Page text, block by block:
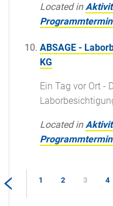
Located in
ABSAGE -
KG
Ein Tag vor Ort -
Located in
1 2 3 4